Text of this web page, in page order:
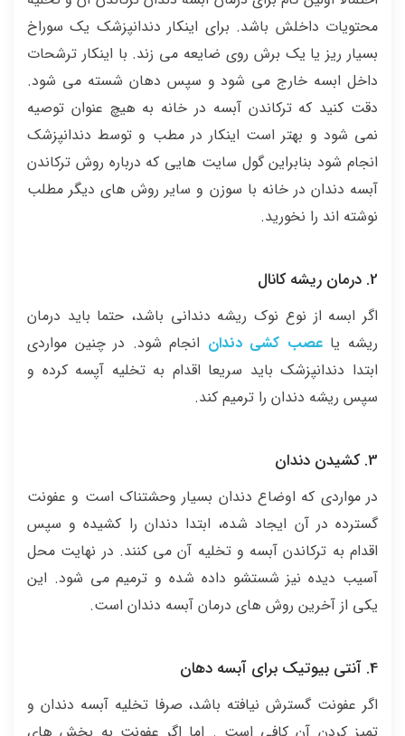
محتویات داخلش باشد. برای اینکار دندانپزشک یک سوراخ
بسیار ریز یا یک برش روی ضایعه می زند. با اینکار ترشحات
داخل ابسه خارج می شود و سپس دهان شسته می شود.
دقت کنید که ترکاندن آبسه در خانه به هیچ عنوان توصیه
نمی شود و بهتر است اینکار در مطب و توسط دندانپزشک
انجام شود بنابراین گول سایت هایی که درباره روش ترکاندن
آبسه دندان در خانه با سوزن و سایر روش های دیگر مطلب
نوشته اند را نخورید.
2. درمان ریشه کانال
اگر ابسه از نوع نوک ریشه دندانی باشد، حتما باید درمان
ریشه یاعصب کشی دندان انجام شود. در چنین مواردی
ابتدا دندانپزشک باید سریعا اقدام به تخلیه آپسه کرده و
سپس ریشه دندان را ترمیم کند.
3. کشیدن دندان
در مواردی که اوضاع دندان بسیار وحشتناک است و عفونت
گسترده در آن ایجاد شده، ابتدا دندان را کشیده و سپس
اقدام به ترکاندن آبسه و تخلیه آن می کنند. در نهایت محل
آسیب دیده نیز شستشو داده شده و ترمیم می شود. این
یکی از آخرین روش های درمان آبسه دندان است.
4. آنتی بیوتیک برای آبسه دهان
اگر عفونت گسترش نیافته باشد، صرفا تخلیه آبسه دندان و